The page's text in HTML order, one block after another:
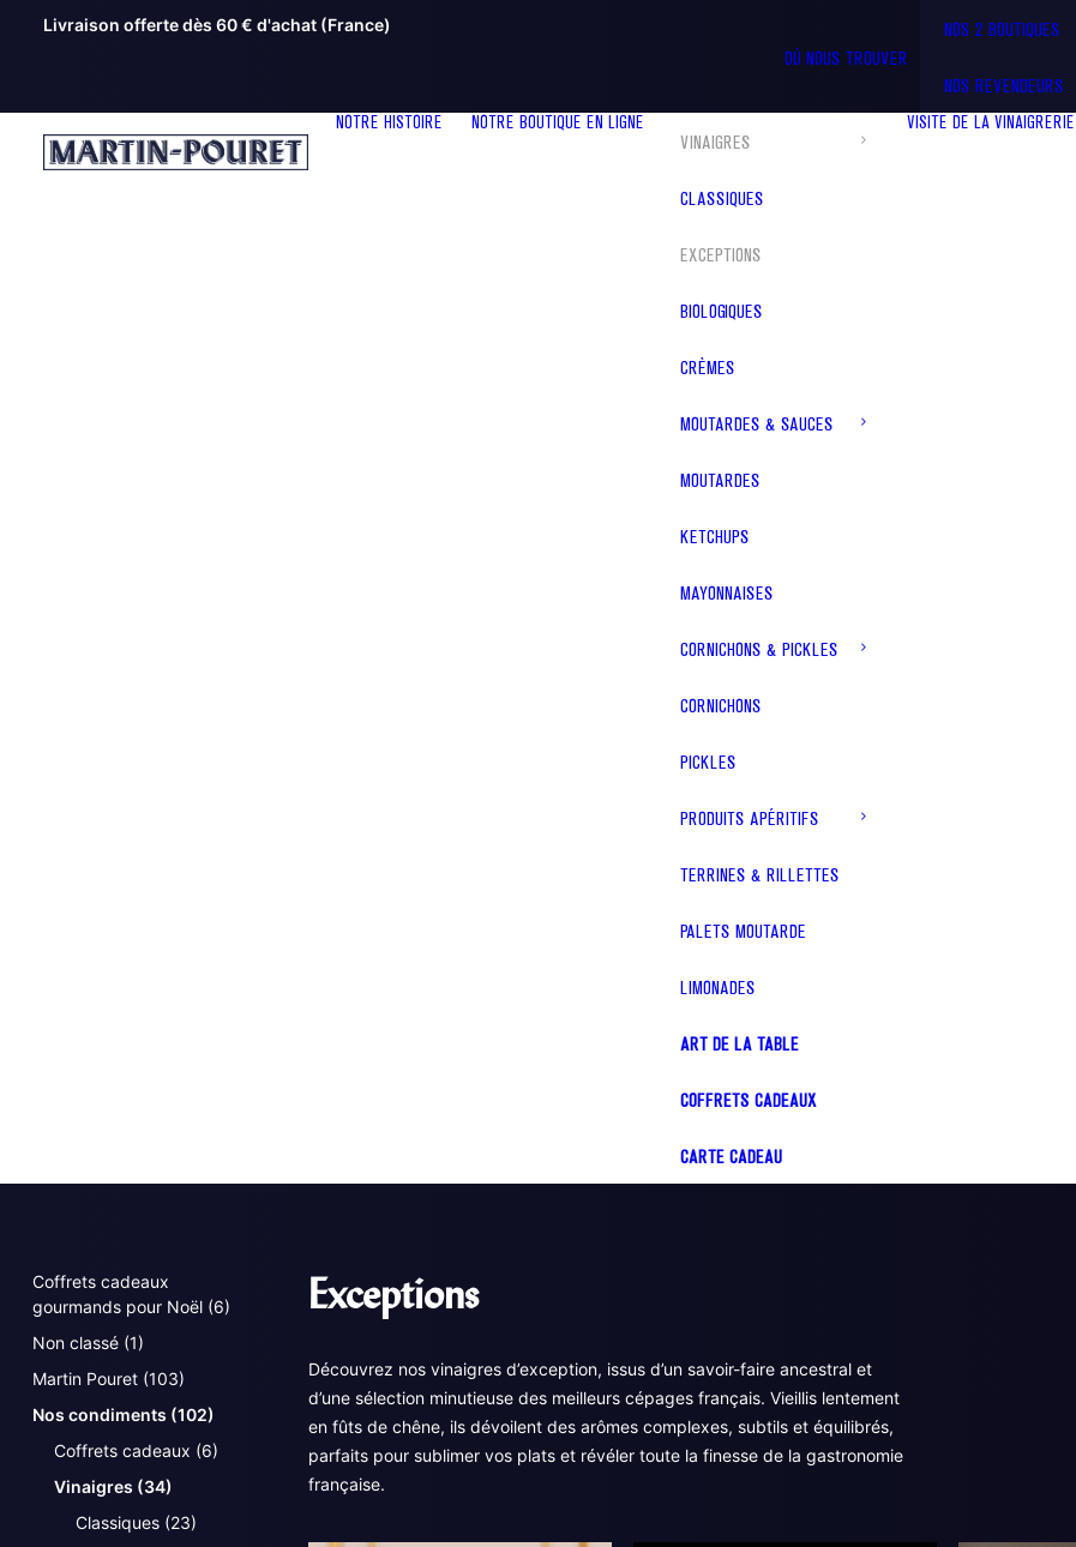
Livraison offerte dès 60 € d'achat (France)
OÙ NOUS TROUVER
NOS 2 BOUTIQUES
NOS REVENDEURS
NOTRE HISTOIRE NOTRE BOUTIQUE EN LIGNE
VINAIGRES
CLASSIQUES
EXCEPTIONS
BIOLOGIQUES
CRÈMES
MOUTARDES & SAUCES
MOUTARDES
KETCHUPS
MAYONNAISES
CORNICHONS & PICKLES
CORNICHONS
PICKLES
PRODUITS APÉRITIFS
TERRINES & RILLETTES
PALETS MOUTARDE
LIMONADES
ART DE LA TABLE
COFFRETS CADEAUX
CARTE CADEAU
VISITE DE LA VINAIGRERIE
Coffrets cadeaux
gourmands pour Noël (6)
Non classé (1)
Martin Pouret (103)
Nos condiments (102)
Coffrets cadeaux (6)
Vinaigres (34)
Classiques (23)
Exceptions
Découvrez nos vinaigres d’exception, issus d’un savoir-faire ancestral et
d’une sélection minutieuse des meilleurs cépages français. Vieillis lentement
en fûts de chêne, ils dévoilent des arômes complexes, subtils et équilibrés,
parfaits pour sublimer vos plats et révéler toute la finesse de la gastronomie
française.